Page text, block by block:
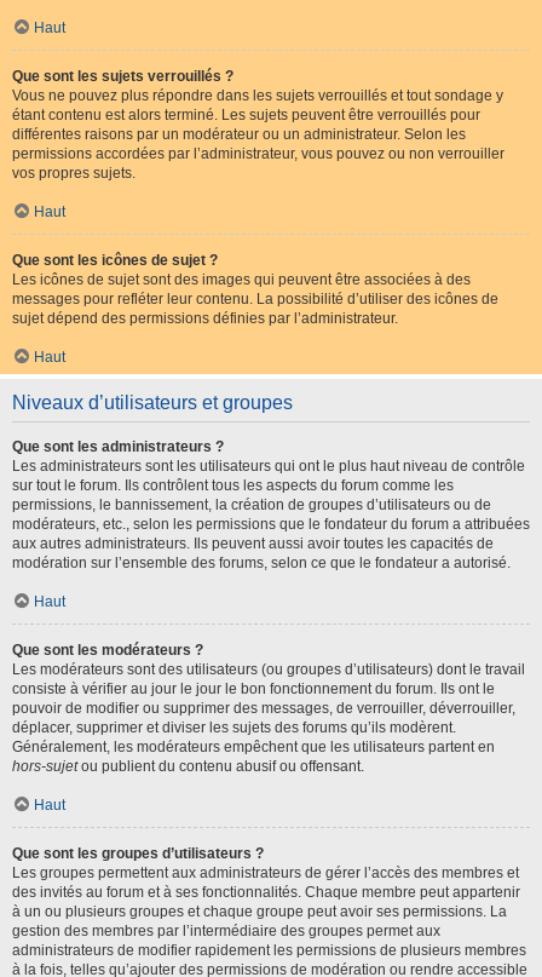
Haut
Que sont les sujets verrouillés ?
Vous ne pouvez plus répondre dans les sujets verrouillés et tout sondage y
étant contenu est alors terminé. Les sujets peuvent être verrouillés pour
différentes raisons par un modérateur ou un administrateur. Selon les
permissions accordées par l’administrateur, vous pouvez ou non verrouiller
vos propres sujets.
Haut
Que sont les icônes de sujet ?
Les icônes de sujet sont des images qui peuvent être associées à des
messages pour refléter leur contenu. La possibilité d’utiliser des icônes de
sujet dépend des permissions définies par l’administrateur.
Haut
Niveaux d’utilisateurs et groupes
Que sont les administrateurs ?
Les administrateurs sont les utilisateurs qui ont le plus haut niveau de contrôle
sur tout le forum. Ils contrôlent tous les aspects du forum comme les
permissions, le bannissement, la création de groupes d’utilisateurs ou de
modérateurs, etc., selon les permissions que le fondateur du forum a attribuées
aux autres administrateurs. Ils peuvent aussi avoir toutes les capacités de
modération sur l’ensemble des forums, selon ce que le fondateur a autorisé.
Haut
Que sont les modérateurs ?
Les modérateurs sont des utilisateurs (ou groupes d’utilisateurs) dont le travail
consiste à vérifier au jour le jour le bon fonctionnement du forum. Ils ont le
pouvoir de modifier ou supprimer des messages, de verrouiller, déverrouiller,
déplacer, supprimer et diviser les sujets des forums qu’ils modèrent.
Généralement, les modérateurs empêchent que les utilisateurs partent en
hors-sujetou publient du contenu abusif ou offensant.
Haut
Que sont les groupes d’utilisateurs ?
Les groupes permettent aux administrateurs de gérer l’accès des membres et
des invités au forum et à ses fonctionnalités. Chaque membre peut appartenir
à un ou plusieurs groupes et chaque groupe peut avoir ses permissions. La
gestion des membres par l’intermédiaire des groupes permet aux
administrateurs de modifier rapidement les permissions de plusieurs membres
à la fois, telles qu’ajouter des permissions de modération ou rendre accessible